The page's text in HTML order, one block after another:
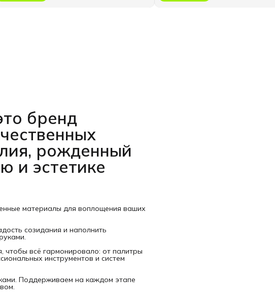
бренд
рожденный
и эстетике
материалы для воплощения ваших
созидания и наполнить
чтобы всё гармонировало: от палитры
инструментов и систем
Поддерживаем на каждом этапе